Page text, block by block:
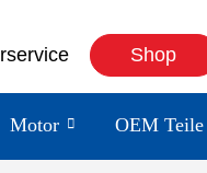
Shop
Motor OEM Teile